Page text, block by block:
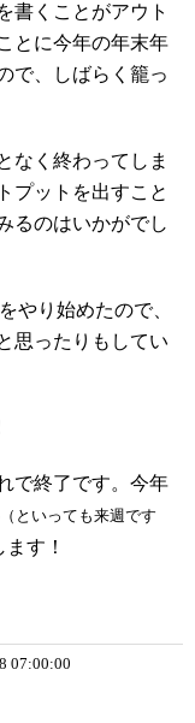
書くことがアウト
とに今年の年末年
で、しばらく籠っ
なく終わってしま
プットを出すこと
るのはいかがでし
をやり始めたので、
思ったりもしてい
で終了です。今年
（といっても来週です
す！
07:00:00